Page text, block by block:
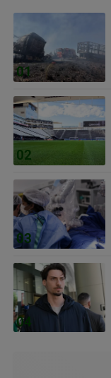
01
02
03
04